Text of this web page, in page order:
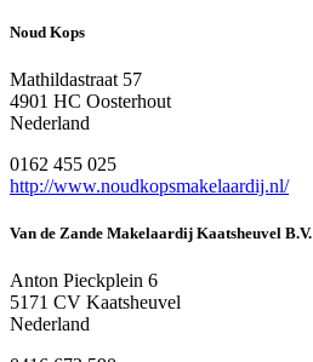
Noud Kops
Mathildastraat 57
4901 HC Oosterhout
Nederland
0162 455 025
http://www.noudkopsmakelaardij.nl/
Van de Zande Makelaardij Kaatsheuvel B.V.
Anton Pieckplein 6
5171 CV Kaatsheuvel
Nederland